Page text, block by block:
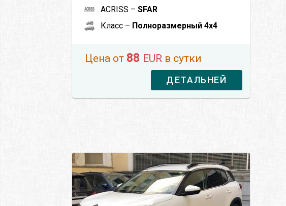
ACRISS – SFAR
Класс – Полноразмерный 4x4
Цена от 88 EURв сутки
ДЕТАЛЬНЕЙ